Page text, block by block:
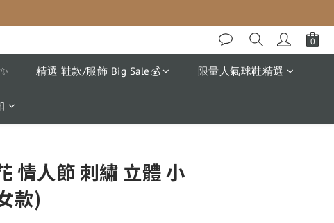
精選 鞋款/服飾 Big Sale💰 限量人氣球鞋精選
情人節 刺繡 立體 小
款)